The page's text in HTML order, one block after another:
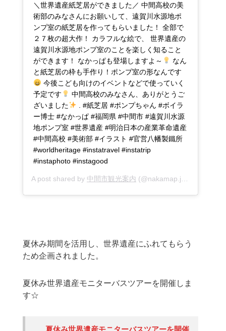
＼世界遺産紙芝居ができました／ 中間高校の美
術部のみなさんにお願いして、遠賀川水源地ポ
ンプ室の紙芝居を作ってもらいました！ 全部で
２７枚の超大作！ カラフルな絵で、 世界遺産の
遠賀川水源地ポンプ室のことを楽しく知ること
ができます！ なかっぱも登場しますよ～
なん
と紙芝居の枠も手作り！ポンプ室の形なんです
今後こども向けのイベントなどで使っていく
予定です
中間高校のみなさん、ありがとうご
ざいました
. #紙芝居 #ポンプちゃん #ボイラ
ー博士 #なかっぱ #福岡県 #中間市 #遠賀川水源
地ポンプ室 #世界遺産 #明治日本の産業革命遺産
#中間高校 #美術部 #イラスト #官営八幡製鐵所
#worldheritage #instatravel #instatrip
#instaphoto #instagood
A post shared by 中間市観光案内 (@nakamap.jp) on
夏休み期間を活用し、世界遺産にふれてもらう
ため企画されました。
夏休み世界遺産モニターバスツアーを開催しま
す☆
夏休み世界遺産モニターバスツアーを開催